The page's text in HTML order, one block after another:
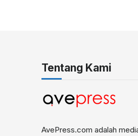
Tentang Kami
AvePress.com adalah